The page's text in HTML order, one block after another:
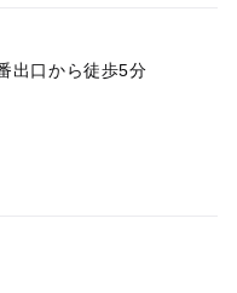
出口から徒歩5分